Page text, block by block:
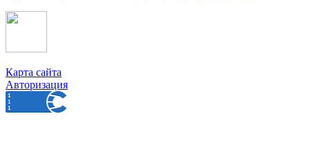
Карта сайта
Авторизация